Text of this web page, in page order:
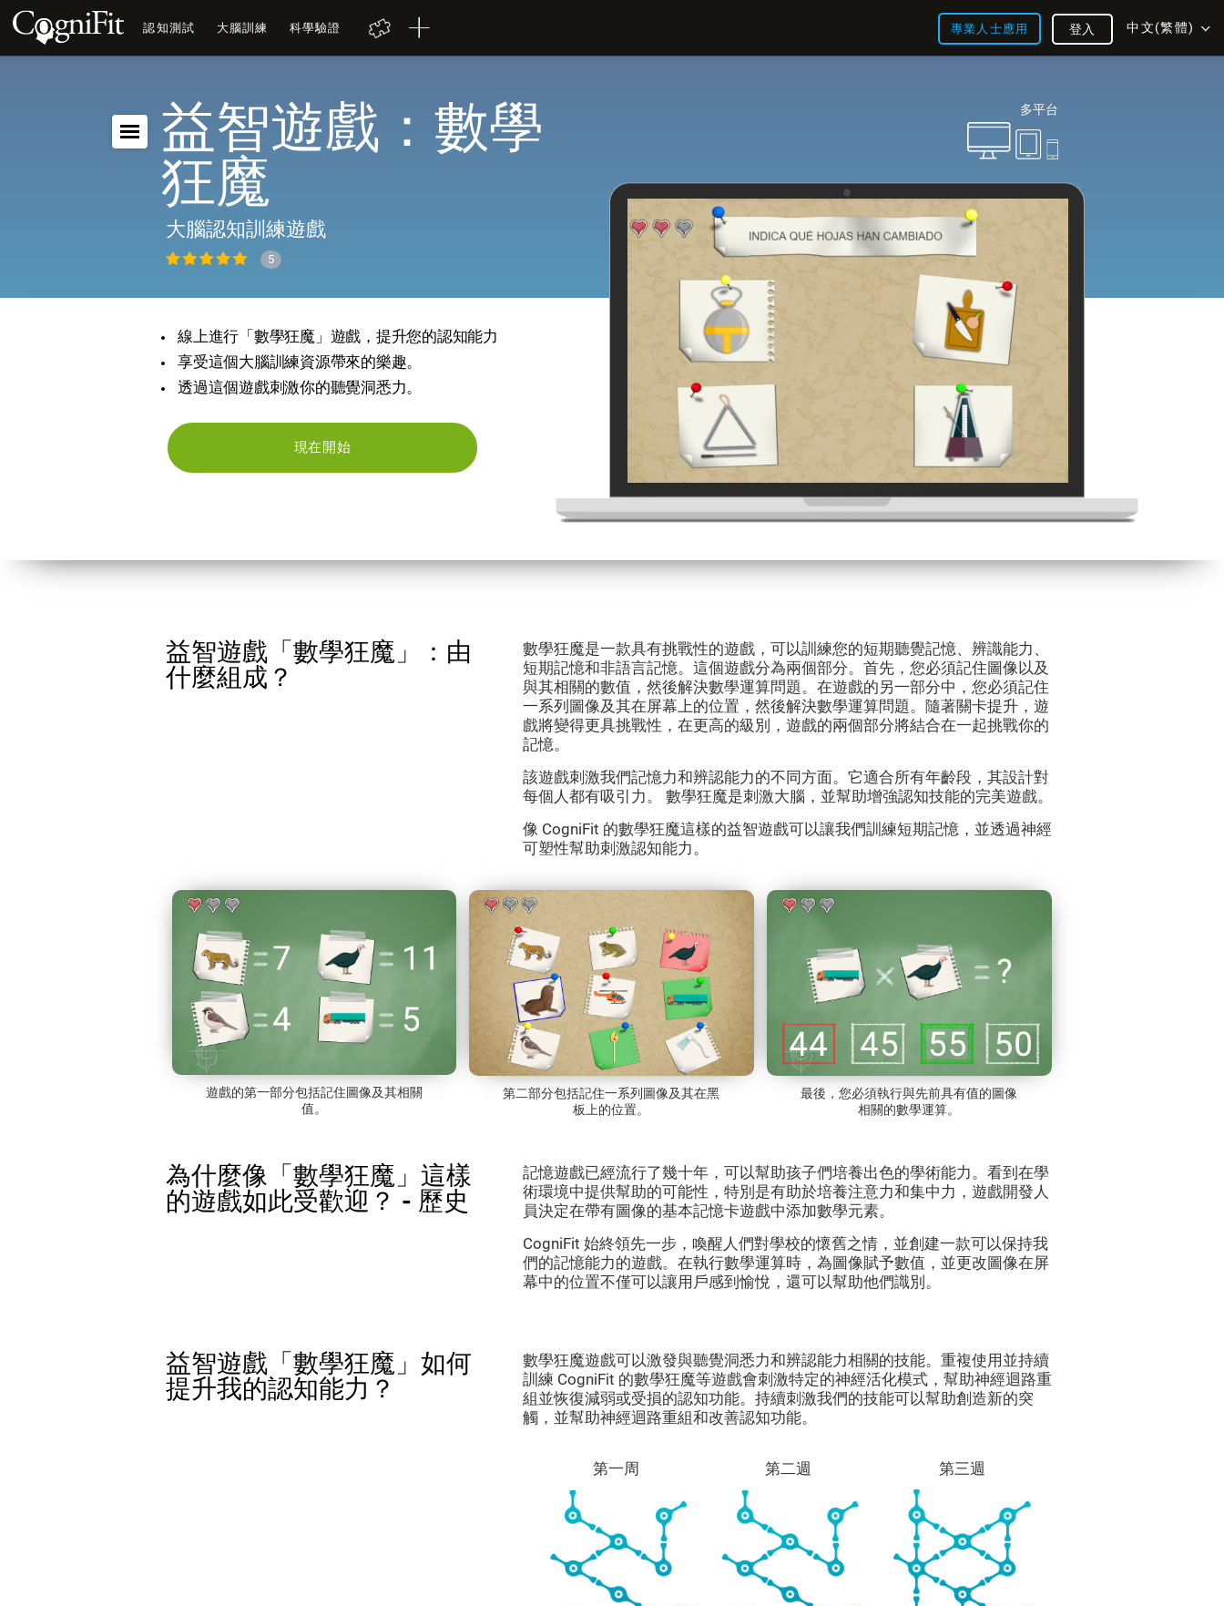
認知測試 大腦訓練 科學驗證 專業人士應用 中文(繁體)
登入
多平台
益智遊戲：數學
狂魔
大腦認知訓練遊戲
5
線上進行「數學狂魔」遊戲，提升您的認知能力
享受這個大腦訓練資源帶來的樂趣。
透過這個遊戲刺激你的聽覺洞悉力。
現在開始
益智遊戲「數學狂魔」：由
什麼組成？
數學狂魔是一款具有挑戰性的遊戲，可以訓練您的短期聽覺記憶、辨識能力、
短期記憶和非語言記憶。這個遊戲分為兩個部分。首先，您必須記住圖像以及
與其相關的數值，然後解決數學運算問題。在遊戲的另一部分中，您必須記住
一系列圖像及其在屏幕上的位置，然後解決數學運算問題。隨著關卡提升，遊
戲將變得更具挑戰性，在更高的級別，遊戲的兩個部分將結合在一起挑戰你的
記憶。
該遊戲刺激我們記憶力和辨認能力的不同方面。它適合所有年齡段，其設計對
每個人都有吸引力。 數學狂魔是刺激大腦，並幫助增強認知技能的完美遊戲。
像 CogniFit 的數學狂魔這樣的益智遊戲可以讓我們訓練短期記憶，並透過神經
可塑性幫助刺激認知能力。
遊戲的第一部分包括記住圖像及其相關
值。
第二部分包括記住一系列圖像及其在黑
板上的位置。
最後，您必須執行與先前具有值的圖像
相關的數學運算。
為什麼像「數學狂魔」這樣
的遊戲如此受歡迎？ - 歷史
記憶遊戲已經流行了幾十年，可以幫助孩子們培養出色的學術能力。看到在學
術環境中提供幫助的可能性，特別是有助於培養注意力和集中力，遊戲開發人
員決定在帶有圖像的基本記憶卡遊戲中添加數學元素。
CogniFit 始終領先一步，喚醒人們對學校的懷舊之情，並創建一款可以保持我
們的記憶能力的遊戲。在執行數學運算時，為圖像賦予數值，並更改圖像在屏
幕中的位置不僅可以讓用戶感到愉悅，還可以幫助他們識別。
益智遊戲「數學狂魔」如何
提升我的認知能力？
數學狂魔遊戲可以激發與聽覺洞悉力和辨認能力相關的技能。重複使用並持續
訓練 CogniFit 的數學狂魔等遊戲會刺激特定的神經活化模式，幫助神經迴路重
組並恢復減弱或受損的認知功能。持續刺激我們的技能可以幫助創造新的突
觸，並幫助神經迴路重組和改善認知功能。
第一周 第二週 第三週